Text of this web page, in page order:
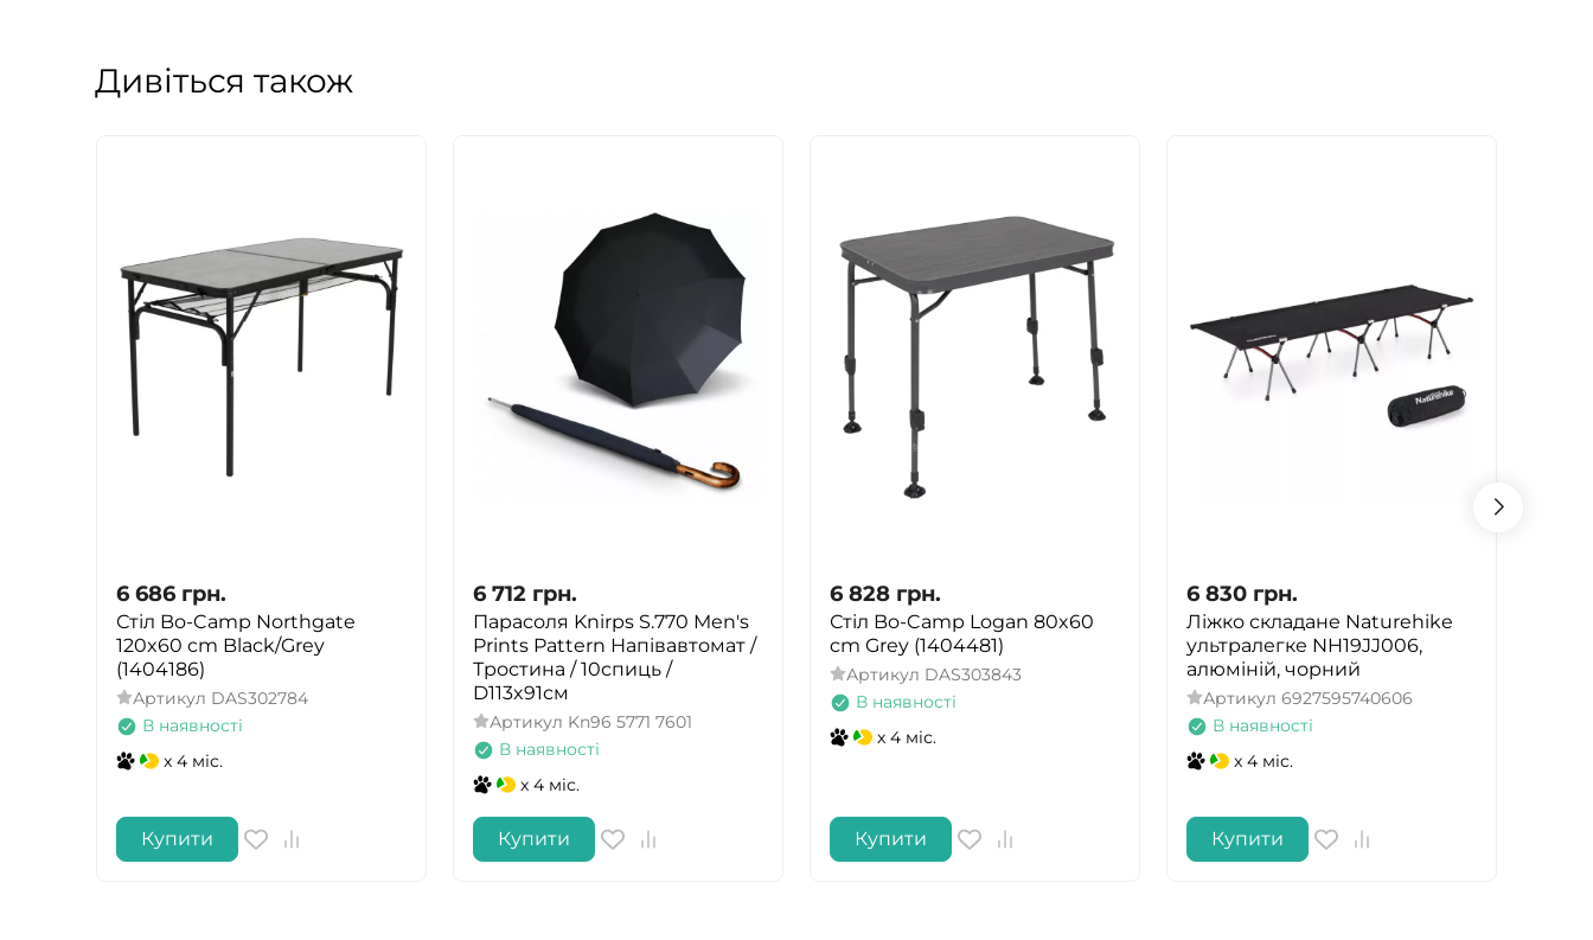
Дивіться також
6 686 грн.
Стіл Bo-Camp Northgate
120x60 cm Black/Grey
(1404186)
Артикул DAS302784
В наявності
x 4 міс.
Купити
6 712 грн.
Парасоля Knirps S.770 Men's
Prints Pattern Напівавтомат /
Тростина / 10спиць /
D113x91см
Артикул Kn96 5771 7601
В наявності
x 4 міс.
Купити
6 828 грн.
Стіл Bo-Camp Logan 80x60
cm Grey (1404481)
Артикул DAS303843
В наявності
x 4 міс.
Купити
6 830 грн.
Ліжко складане Naturehike
ультралегке NH19JJ006,
алюміній, чорний
Артикул 6927595740606
В наявності
x 4 міс.
Купити